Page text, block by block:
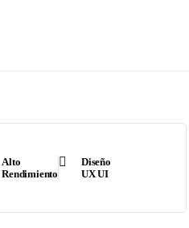
Alto
Rendimiento
Diseño
UX UI